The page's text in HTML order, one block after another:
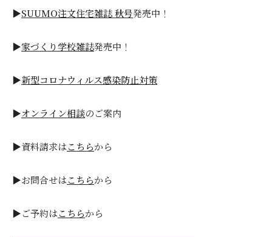
▶SUUMO注文住宅雑誌 秋号発売中！
▶家づくり学校雑誌発売中！
▶新型コロナウィルス感染防止対策
▶オンライン相談のご案内
▶資料請求はこちらから
▶お問合せはこちらから
▶ご予約はこちらから